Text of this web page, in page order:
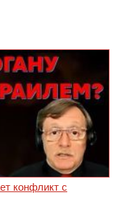
конфликт с